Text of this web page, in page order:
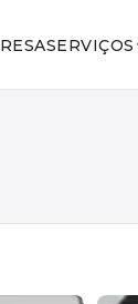
SERVIÇOS